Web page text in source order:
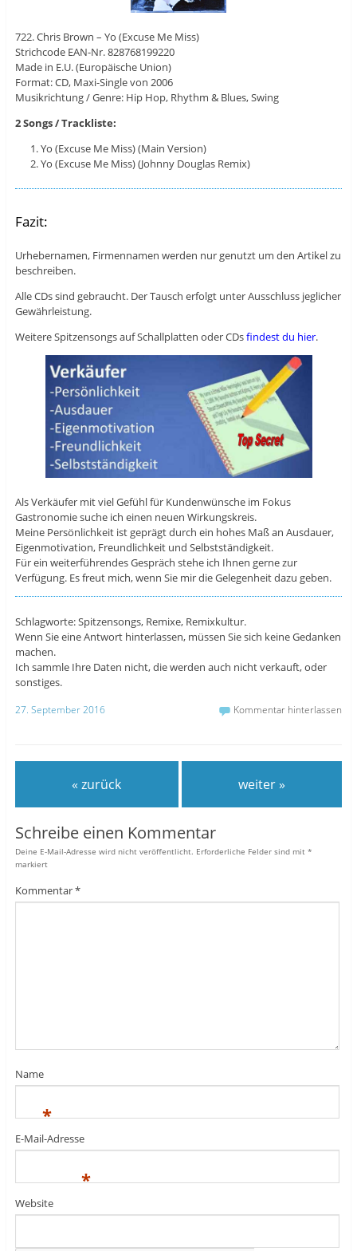
722. Chris Brown – Yo (Excuse Me Miss)
Strichcode EAN-Nr. 828768199220
Made in E.U. (Europäische Union)
Format: CD, Maxi-Single von 2006
Musikrichtung / Genre: Hip Hop, Rhythm & Blues, Swing
2 Songs / Trackliste:
Yo (Excuse Me Miss) (Main Version)
Yo (Excuse Me Miss) (Johnny Douglas Remix)
Fazit:
Urhebernamen, Firmennamen werden nur genutzt um den Artikel zu
beschreiben.
Alle CDs sind gebraucht. Der Tausch erfolgt unter Ausschluss jeglicher
Gewährleistung.
Weitere Spitzensongs auf Schallplatten oder CDsfindest du hier.
Als Verkäufer mit viel Gefühl für Kundenwünsche im Fokus
Gastronomie suche ich einen neuen Wirkungskreis.
Meine Persönlichkeit ist geprägt durch ein hohes Maß an Ausdauer,
Eigenmotivation, Freundlichkeit und Selbstständigkeit.
Für ein weiterführendes Gespräch stehe ich Ihnen gerne zur
Verfügung. Es freut mich, wenn Sie mir die Gelegenheit dazu geben.
Schlagworte: Spitzensongs, Remixe, Remixkultur.
Wenn Sie eine Antwort hinterlassen, müssen Sie sich keine Gedanken
machen.
Ich sammle Ihre Daten nicht, die werden auch nicht verkauft, oder
sonstiges.
27. September 2016 Kommentar hinterlassen
« zurück weiter »
Schreibe einen Kommentar
Deine E-Mail-Adresse wird nicht veröffentlicht. Erforderliche Felder sind mit *
markiert
Kommentar*
Name
*
E-Mail-Adresse
*
Website